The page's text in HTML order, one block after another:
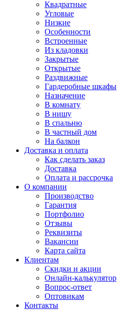
Квадратные
Угловые
Низкие
Особенности
Встроенные
Из кладовки
Закрытые
Открытые
Раздвижные
Гардеробные шкафы
Назначение
В комнату
В нишу
В спальню
В частный дом
На балкон
Доставка и оплата
Как сделать заказ
Доставка
Оплата и рассрочка
О компании
Производство
Гарантия
Портфолио
Отзывы
Реквизиты
Вакансии
Карта сайта
Клиентам
Скидки и акции
Онлайн-калькулятор
Вопрос-ответ
Оптовикам
Контакты